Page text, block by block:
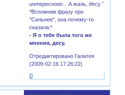
интересного... А жаль, десу."
*Вспомнив фразу про
"Сильнее", она почему-то
сказала:*
- Я о тебе была того же
мнения, десу.
Отредактировано Галатея
(2009-02-16 17:26:22)
0